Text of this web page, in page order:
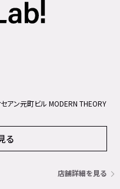
ン元町ビル MODERN THEORY
る
店舗詳細を見る